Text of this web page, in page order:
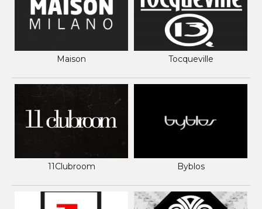
Maison Tocqueville
11Clubroom Byblos